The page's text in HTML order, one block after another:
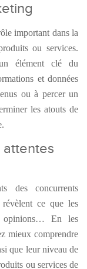
important dans la
ou services.
élément clé du
et données
ou à percer un
les atouts de
des concurrents
ce que les
opinions… En les
mieux comprendre
que leur niveau de
ou services de